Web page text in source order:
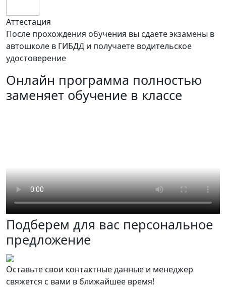
Аттестация
После прохождения обучения вы сдаете экзамены в
автошколе в ГИБДД и получаете водительское
удостоверение
Онлайн программа полностью
заменяет обучение в классе
Подберем для вас персональное
предложение
Оставьте свои контактные данные и менеджер
свяжется с вами в ближайшее время!